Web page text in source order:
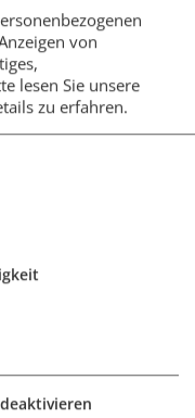
von
lesen Sie unsere
zu erfahren.